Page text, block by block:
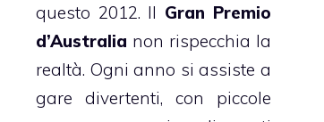
questo 2012. Il Gran Premio
d’Australia non rispecchia la
realtà. Ogni anno si assiste a
gare divertenti, con piccole